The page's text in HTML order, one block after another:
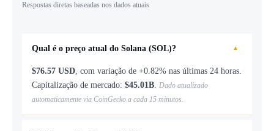
Respostas diretas baseadas nos dados atuais
Qual é o preço atual do Solana (SOL)? ▼
$76.57 USD , com variação de +0.82% nas últimas 24 horas.
Capitalização de mercado: $45.01B Dado atualizado
automaticamente via CoinGecko a cada 15 minutos.